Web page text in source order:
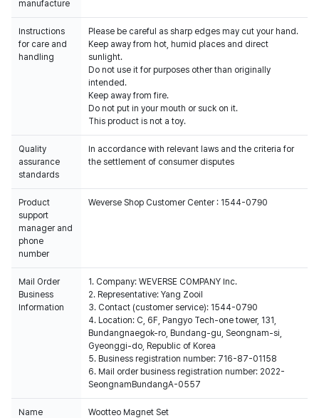
manufacture
Instructions
for care and
handling
Please be careful as sharp edges may cut your hand.
Keep away from hot, humid places and direct
sunlight.
Do not use it for purposes other than originally
intended.
Keep away from fire.
Do not put in your mouth or suck on it.
This product is not a toy.
Quality
assurance
standards
In accordance with relevant laws and the criteria for
the settlement of consumer disputes
Product
support
manager and
phone
number
Weverse Shop Customer Center : 1544-0790
Mail Order
Business
Information
1. Company: WEVERSE COMPANY Inc.
2. Representative: Yang Zooil
3. Contact (customer service): 1544-0790
4. Location: C, 6F, Pangyo Tech-one tower, 131,
Bundangnaegok-ro, Bundang-gu, Seongnam-si,
Gyeonggi-do, Republic of Korea
5. Business registration number: 716-87-01158
6. Mail order business registration number: 2022-
SeongnamBundangA-0557
Name Wootteo Magnet Set